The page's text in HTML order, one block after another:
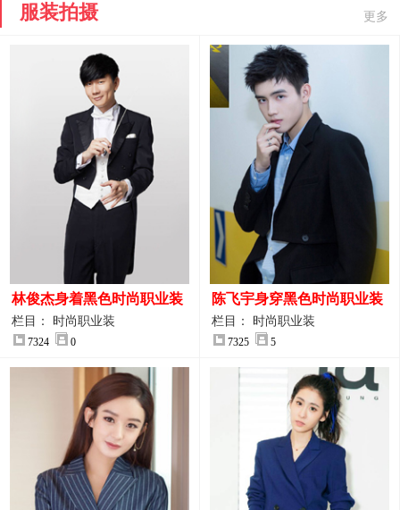
服装拍摄 更多
林俊杰身着黑色时尚职业装
制服图片
栏目： 时尚职业装
7324 0
陈飞宇身穿黑色时尚职业装
图片
栏目： 时尚职业装
7325 5